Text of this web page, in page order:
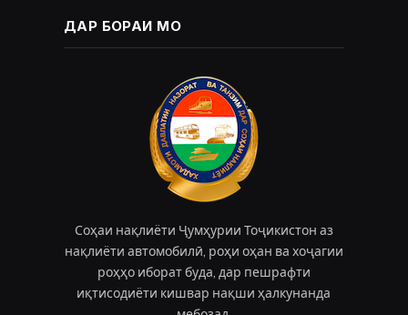
ДАР БОРАИ МО
Соҳаи нақлиёти Ҷумҳурии Тоҷикистон аз
нақлиёти автомобилӣ, роҳи оҳан ва хоҷагии
роҳҳо иборат буда, дар пешрафти
иқтисодиёти кишвар нақши ҳалкунанда